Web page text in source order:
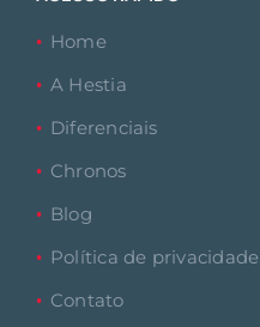
Home
A Hestia
Diferenciais
Chronos
Blog
Política de privacidade
Contato